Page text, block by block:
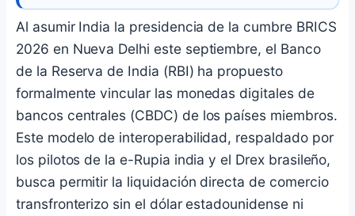
Al asumir India la presidencia de la cumbre BRICS
2026 en Nueva Delhi este septiembre, el Banco
de la Reserva de India (RBI) ha propuesto
formalmente vincular las monedas digitales de
bancos centrales (CBDC) de los países miembros.
Este modelo de interoperabilidad, respaldado por
los pilotos de la e-Rupia india y el Drex brasileño,
busca permitir la liquidación directa de comercio
transfronterizo sin el dólar estadounidense ni